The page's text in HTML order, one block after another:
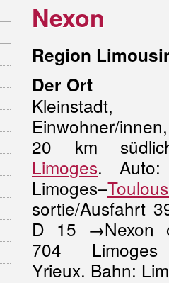
Nexon
Region
Der Ort
Kleinstadt,
Einwohner/
20 km
Limoges.
Limoges–
sortie/Ausfahrt
D 15 →Nexon
704
Yrieux. Bahn: